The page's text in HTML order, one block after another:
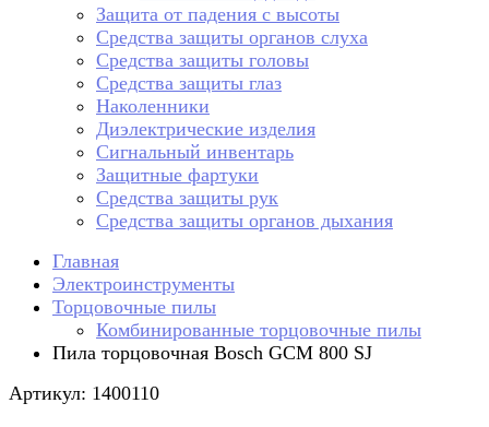
Защита от падения с высоты
Средства защиты органов слуха
Средства защиты головы
Средства защиты глаз
Наколенники
Диэлектрические изделия
Сигнальный инвентарь
Защитные фартуки
Средства защиты рук
Средства защиты органов дыхания
Главная
Электроинструменты
Торцовочные пилы
Комбинированные торцовочные пилы
Пила торцовочная Bosch GCM 800 SJ
Артикул: 1400110